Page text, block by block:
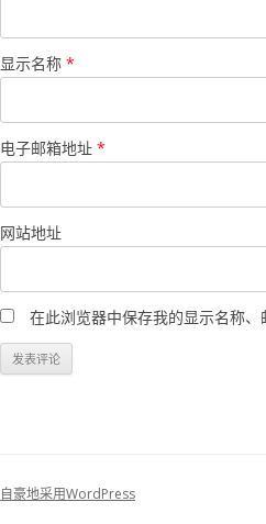
显示名称 *
电子邮箱地址 *
网站地址
在此浏览器中保存我的显示名称、
自豪地采用WordPress